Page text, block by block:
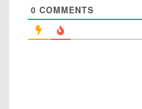
0 COMMENTS